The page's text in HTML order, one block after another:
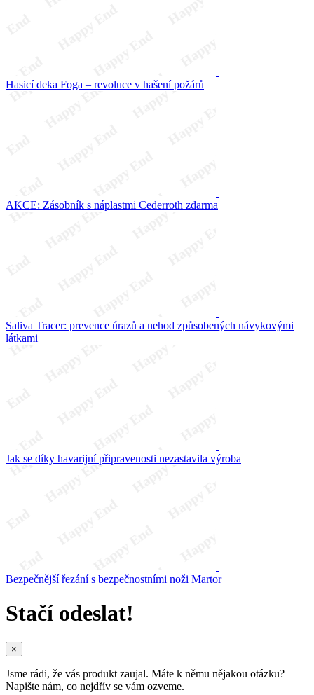
Hasicí deka Foga – revoluce v hašení požárů
AKCE: Zásobník s náplastmi Cederroth zdarma
Saliva Tracer: prevence úrazů a nehod způsobených návykovými
látkami
Jak se díky havarijní připravenosti nezastavila výroba
Bezpečnější řezání s bezpečnostními noži Martor
Stačí odeslat!
×
Jsme rádi, že vás produkt zaujal. Máte k němu nějakou otázku?
Napište nám, co nejdřív se vám ozveme.